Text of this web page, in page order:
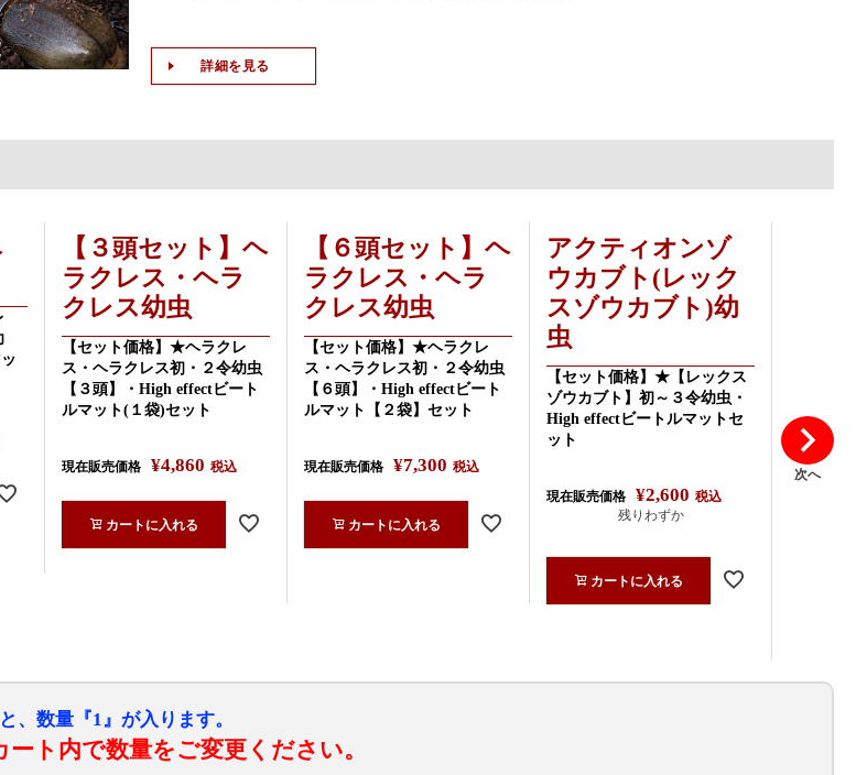
詳細を見る
【３頭セット】ヘ
ラクレス・ヘラ
クレス幼虫
【セット価格】★ヘラクレ
ス・ヘラクレス初・２令幼虫
【３頭】・High effectビート
ルマット(１袋)セット
現在販売価格 ¥4,860 税込
カートに入れる
【６頭セット】ヘ
ラクレス・ヘラ
クレス幼虫
【セット価格】★ヘラクレ
ス・ヘラクレス初・２令幼虫
【６頭】・High effectビート
ルマット【２袋】セット
現在販売価格 ¥7,300 税込
カートに入れる
アクティオンゾ
ウカブト(レック
スゾウカブト)幼
虫
【セット価格】★【レックス
ゾウカブト】初～３令幼虫・
High effectビートルマットセ
ット
現在販売価格 ¥2,600 税込
残りわずか
カートに入れる
次へ
、数量『1』が入ります。
ト内で数量をご変更ください。